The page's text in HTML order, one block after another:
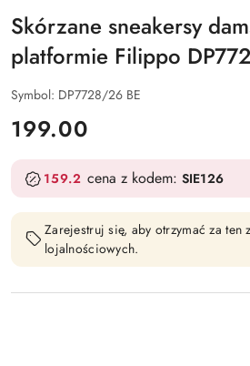
Skórzane sneakersy
platformie Filippo
Symbol: DP7728/26 BE
cena:
199.00
159.2 cena z kodem: SIE126
Zarejestruj się, aby otrzymać za ten
lojalnościowych.